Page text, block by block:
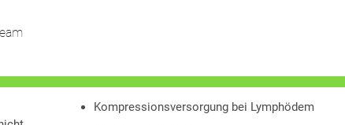
manuelle Lymphdrainage
Kompressionsversorgung bei Lymphödem